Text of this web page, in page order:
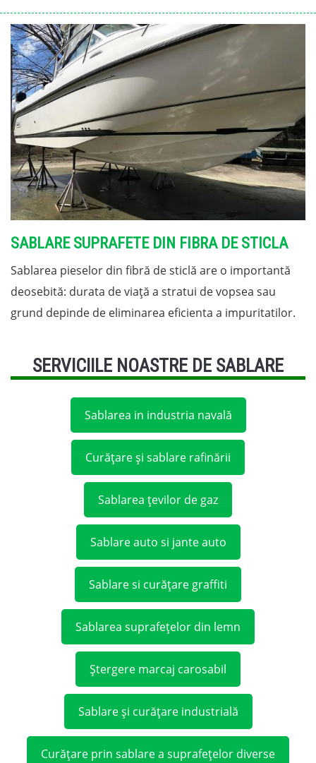
SABLARE SUPRAFETE DIN FIBRA DE STICLA
Sablarea pieselor din fibră de sticlă are o importantă
deosebită: durata de viață a stratui de vopsea sau
grund depinde de eliminarea eficienta a impuritatilor.
SERVICIILE NOASTRE DE SABLARE
Sablarea in industria navală
Curățare și sablare rafinării
Sablarea țevilor de gaz
Sablare auto si jante auto
Sablare si curățare graffiti
Sablarea suprafețelor din lemn
Ștergere marcaj carosabil
Sablare și curățare industrială
Curățare prin sablare a suprafețelor diverse